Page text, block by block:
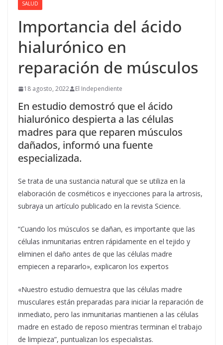
SALUD
Importancia del ácido
hialurónico en
reparación de músculos
18 agosto, 2022 El Independiente
En estudio demostró que el ácido
hialurónico despierta a las células
madres para que reparen músculos
dañados, informó una fuente
especializada.
Se trata de una sustancia natural que se utiliza en la
elaboración de cosméticos e inyecciones para la artrosis,
subraya un artículo publicado en la revista Science.
“Cuando los músculos se dañan, es importante que las
células inmunitarias entren rápidamente en el tejido y
eliminen el daño antes de que las células madre
empiecen a repararlo», explicaron los expertos
«Nuestro estudio demuestra que las células madre
musculares están preparadas para iniciar la reparación de
inmediato, pero las inmunitarias mantienen a las células
madre en estado de reposo mientras terminan el trabajo
de limpieza”, puntualizan los especialistas.